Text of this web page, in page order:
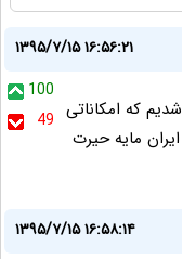
۱۳۹۵/۷/۱۵ ۱۶:۵۶:۲۱
100
49 شدیم که امکاناتی
مایه حیرت
۱۳۹۵/۷/۱۵ ۱۶:۵۸:۱۴